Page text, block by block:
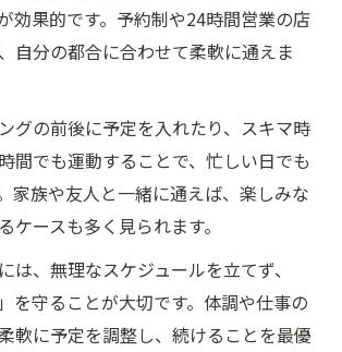
効果的です。予約制や24時間営業の店
自分の都合に合わせて柔軟に通えま
グの前後に予定を入れたり、スキマ時
間でも運動することで、忙しい日でも
家族や友人と一緒に通えば、楽しみな
ケースも多く見られます。
は、無理なスケジュールを立てず、
を守ることが大切です。体調や仕事の
軟に予定を調整し、続けることを最優